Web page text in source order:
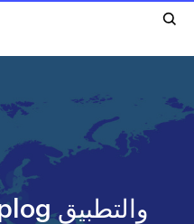
تنزيل ملحق helplog والتطبيق